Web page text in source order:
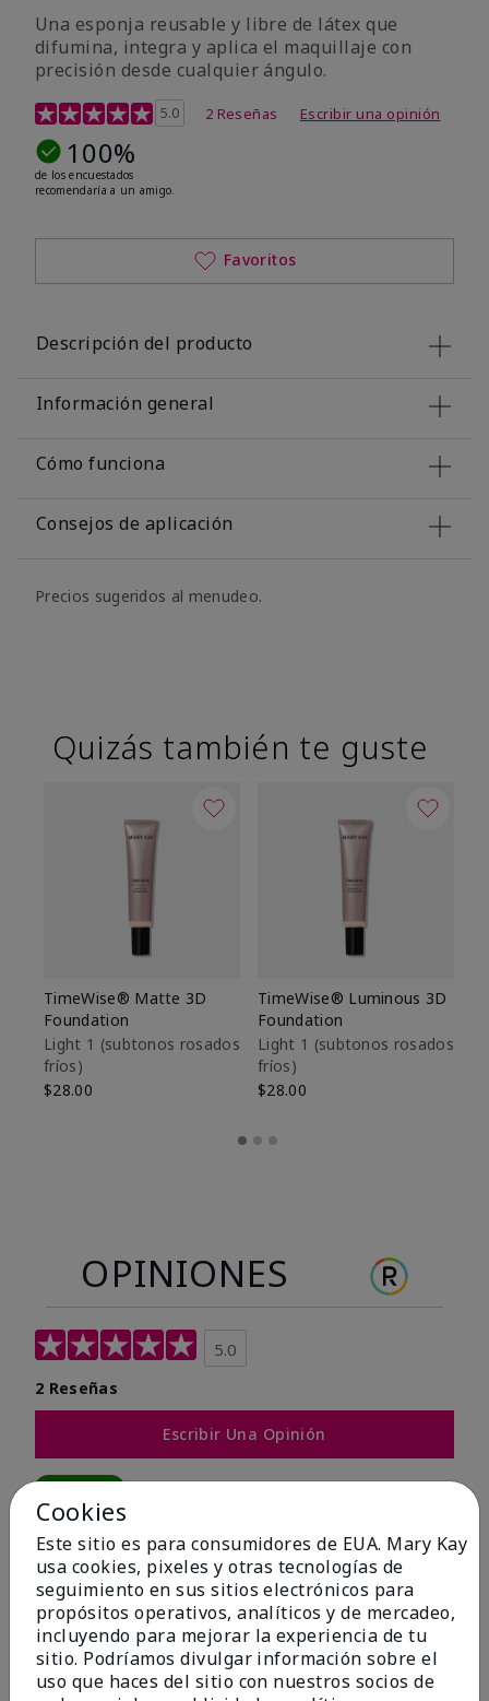
Una esponja reusable y libre de látex que
difumina, integra y aplica el maquillaje con
precisión desde cualquier ángulo.
Calificación de clientes de 5 de 5
5.0 2 Reseñas Escribir una opinión
100%
de los encuestados
recomendaría a un amigo.
Favoritos
Descripción del producto
Información general
Cómo funciona
Consejos de aplicación
Precios sugeridos al menudeo.
Quizás también te guste
TimeWise® Matte 3D
Foundation
Light 1​ (subtonos rosados
fríos)
$28.00
TimeWise® Luminous 3D
Foundation
Light 1​ (subtonos rosados
fríos)
$28.00
OPINIONES
5.0
2 Reseñas
Escribir Una Opinión
de los encuestados recomendaría a un amigo.
5 estrellas
2
4 estrellas
0
3 estrellas
0
Cookies
Este sitio es para consumidores de EUA. Mary Kay
usa cookies, pixeles y otras tecnologías de
seguimiento en sus sitios electrónicos para
propósitos operativos, analíticos y de mercadeo,
incluyendo para mejorar la experiencia de tu
sitio. Podríamos divulgar información sobre el
uso que haces del sitio con nuestros socios de